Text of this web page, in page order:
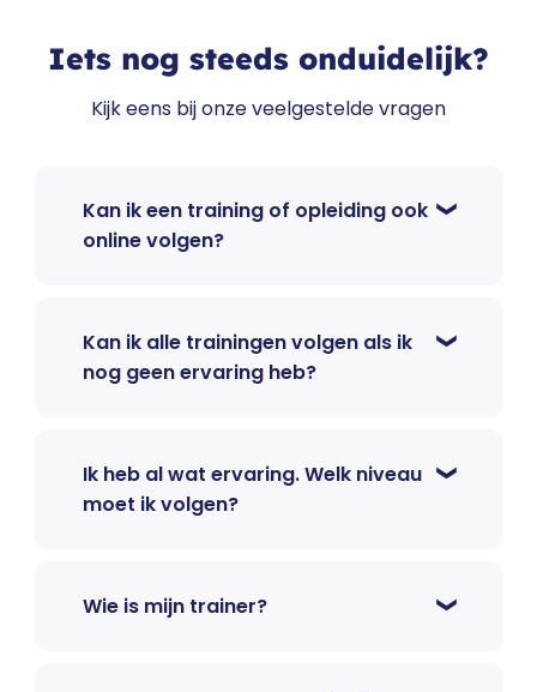
Iets nog steeds onduidelijk?
Kijk eens bij onze veelgestelde vragen
Kan ik een training of opleiding ook
online volgen?
Kan ik alle trainingen volgen als ik
nog geen ervaring heb?
Ik heb al wat ervaring. Welk niveau
moet ik volgen?
Wie is mijn trainer?